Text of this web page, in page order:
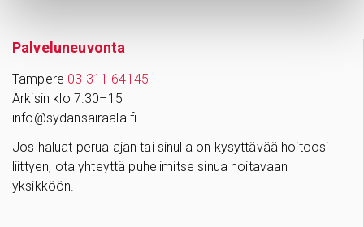
Palve­lu­neu­vonta
Tampere 03 311 64145
Arkisin klo 7.30–15
info@sydansairaala.fi
Jos haluat perua ajan tai sinulla on kysyttävää hoitoosi
liittyen, ota yhteyttä puhelimitse sinua hoitavaan
yksikköön.